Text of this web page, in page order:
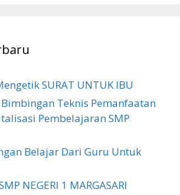
SURAT UNTUK IBU
Teknis Pemanfaatan
Pembelajaran SMP
Belajar Dari Guru Untuk
NEGERI 1 MARGASARI